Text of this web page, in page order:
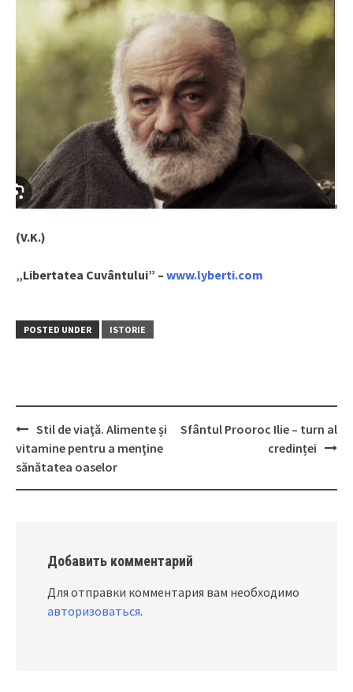
(V.K.)
„Libertatea Cuvântului” – www.lyberti.com
POSTED UNDER ISTORIE
Post
navigation
Stil de viaţă. Alimente și
vitamine pentru a menţine
sănătatea oaselor
Sfântul Prooroc Ilie – turn al
credinței
Добавить комментарий
Для отправки комментария вам необходимо
авторизоваться.